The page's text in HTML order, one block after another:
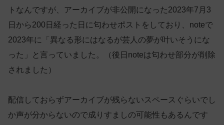
トなんですが、アーカイブが非公開になった2023年7月3
日から200日経った日に匂わせポストをしており、noteで
2023年に「異なる形にはなるが芸人の夢が叶いそうにな
った」と言っていました。（後日noteは匂わせ部分が削除
されました）
配信しておらずアーカイブが残らないスペースぐらいでし
か声が分からないので成りすましの可能性もあるんです